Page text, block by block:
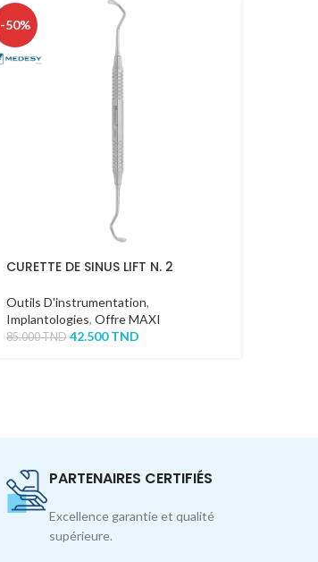
-50%
CURETTE DE SINUS LIFT N. 2
Outils D'instrumentation,
Implantologies, Offre MAXI
85.000TND 42.500TND
PARTENAIRES CERTIFIÉS
Excellence garantie et qualité
supérieure.